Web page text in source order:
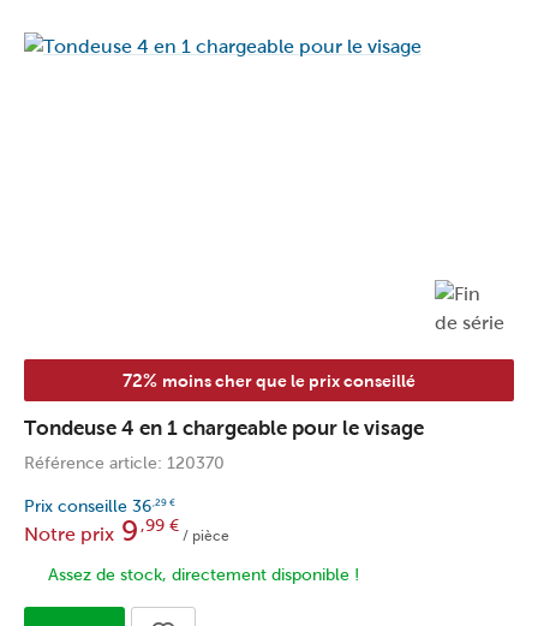
72% moins cher que le prix conseillé
Tondeuse 4 en 1 chargeable pour le visage
Référence article: 120370
Prix conseille 36,29 €
Notre prix 9 ,99€
/ pièce
Assez de stock, directement disponible !